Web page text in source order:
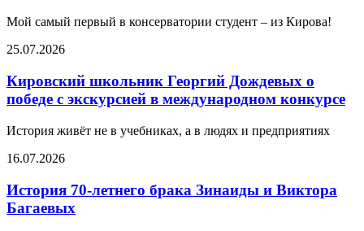
Мой самый первый в консерватории студент – из Кирова!
25.07.2026
Кировский школьник Георгий Дождевых о
победе с экскурсией в международном конкурсе
История живёт не в учебниках, а в людях и предприятиях
16.07.2026
История 70-летнего брака Зинаиды и Виктора
Багаевых